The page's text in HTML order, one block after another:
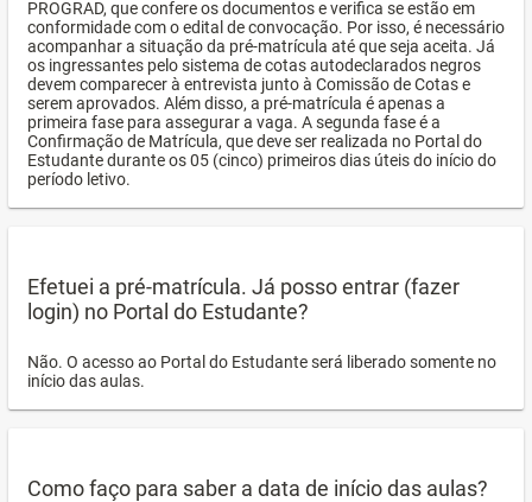
PROGRAD, que confere os documentos e verifica se estão em
conformidade com o edital de convocação. Por isso, é necessário
acompanhar a situação da pré-matrícula até que seja aceita. Já
os ingressantes pelo sistema de cotas autodeclarados negros
devem comparecer à entrevista junto à Comissão de Cotas e
serem aprovados. Além disso, a pré-matrícula é apenas a
primeira fase para assegurar a vaga. A segunda fase é a
Confirmação de Matrícula, que deve ser realizada no Portal do
Estudante durante os 05 (cinco) primeiros dias úteis do início do
período letivo.
Efetuei a pré-matrícula. Já posso entrar (fazer
login) no Portal do Estudante?
Não. O acesso ao Portal do Estudante será liberado somente no
início das aulas.
Como faço para saber a data de início das aulas?